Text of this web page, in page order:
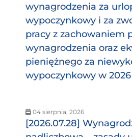
wynagrodzenia za
wypoczynkowy i za
pracy z zachowaniem
wynagrodzenia oraz
pieniężnego za
wypoczynkowy w
04 sierpnia, 2026
[2026.07.28]